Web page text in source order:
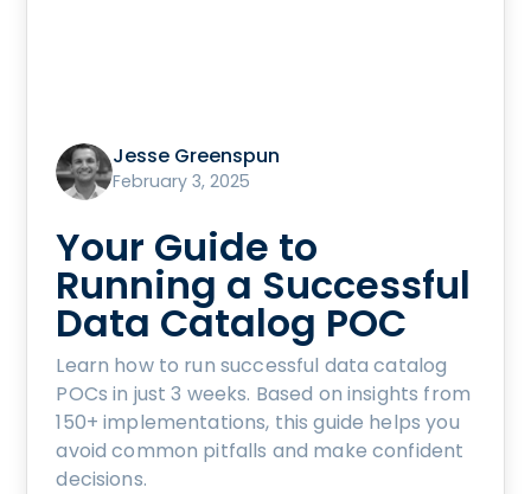
Jesse Greenspun
February 3, 2025
Your Guide to
Running a Successful
Data Catalog POC
Learn how to run successful data catalog
POCs in just 3 weeks. Based on insights from
150+ implementations, this guide helps you
avoid common pitfalls and make confident
decisions.